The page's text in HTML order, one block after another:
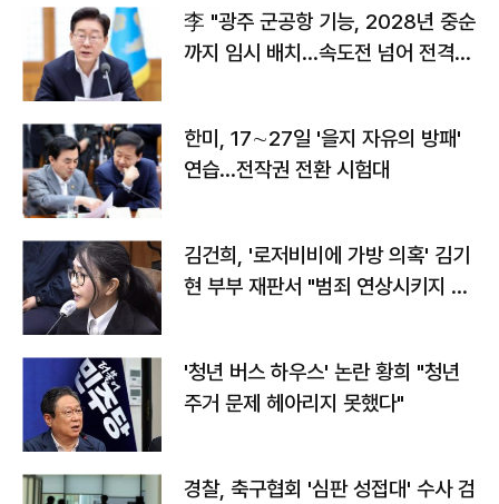
李 "광주 군공항 기능, 2028년 중순
까지 임시 배치…속도전 넘어 전격
한미, 17∼27일 '을지 자유의 방패'
연습…전작권 전환 시험대
김건희, '로저비비에 가방 의혹' 김기
현 부부 재판서 "범죄 연상시키지 말
'청년 버스 하우스' 논란 황희 "청년
주거 문제 헤아리지 못했다"
경찰, 축구협회 '심판 성접대' 수사 검